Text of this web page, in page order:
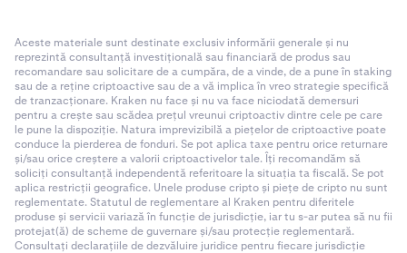
Aceste materiale sunt destinate exclusiv informării generale și nu
reprezintă consultanță investițională sau financiară de produs sau
recomandare sau solicitare de a cumpăra, de a vinde, de a pune în staking
sau de a reține criptoactive sau de a vă implica în vreo strategie specifică
de tranzacționare. Kraken nu face și nu va face niciodată demersuri
pentru a crește sau scădea prețul vreunui criptoactiv dintre cele pe care
le pune la dispoziție. Natura imprevizibilă a piețelor de criptoactive poate
conduce la pierderea de fonduri. Se pot aplica taxe pentru orice returnare
și/sau orice creștere a valorii criptoactivelor tale. Îți recomandăm să
soliciți consultanță independentă referitoare la situația ta fiscală. Se pot
aplica restricții geografice. Unele produse cripto și piețe de cripto nu sunt
reglementate. Statutul de reglementare al Kraken pentru diferitele
produse și servicii variază în funcție de jurisdicție, iar tu s-ar putea să nu fii
protejat(ă) de scheme de guvernare și/sau protecție reglementară.
Consultați declarațiile de dezvăluire juridice pentru fiecare jurisdicție